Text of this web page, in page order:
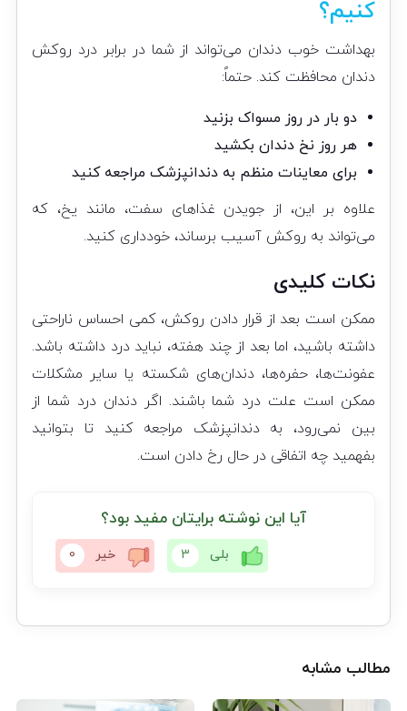
کنیم؟
بهداشت خوب دندان می‌تواند از شما در برابر درد روکش
دندان محافظت کند. حتماً:
دو بار در روز مسواک بزنید
هر روز نخ دندان بکشید
برای معاینات منظم به دندانپزشک مراجعه کنید
علاوه بر این، از جویدن غذاهای سفت، مانند یخ، که
می‌تواند به روکش آسیب برساند، خودداری کنید.
نکات کلیدی
ممکن است بعد از قرار دادن روکش، کمی احساس ناراحتی
داشته باشید، اما بعد از چند هفته، نباید درد داشته باشد.
عفونت‌ها، حفره‌ها، دندان‌های شکسته یا سایر مشکلات
ممکن است علت درد شما باشند. اگر دندان درد شما از
بین نمی‌رود، به دندانپزشک مراجعه کنید تا بتوانید
بفهمید چه اتفاقی در حال رخ دادن است.
آیا این نوشته برایتان مفید بود؟
بلی 3 خیر 0
مطالب مشابه